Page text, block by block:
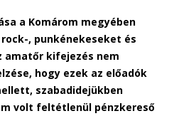
a Komárom megyében
, punkénekeseket és
kifejezés nem
hogy ezek az előadók
szabadidejükben
volt feltétlenül pénzkereső